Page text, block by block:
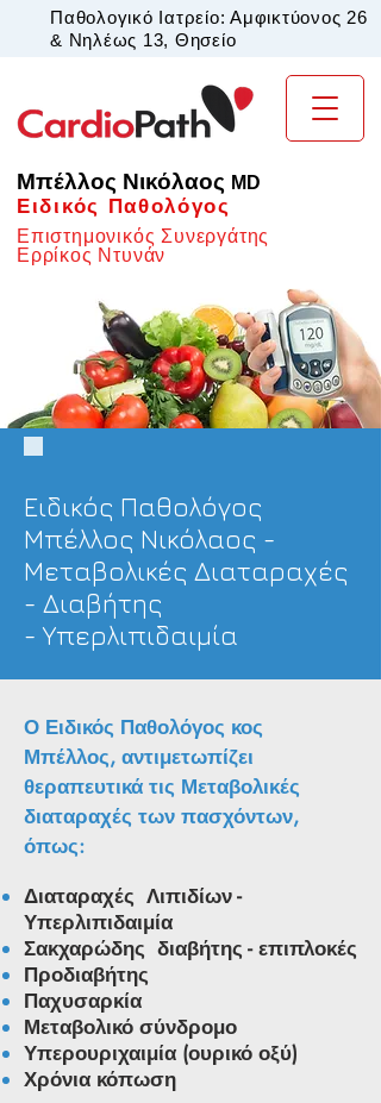
Παθολογικό Ιατρείο: Αμφικτύονος 26
& Νηλέως 13, Θησείο
Μπέλλος Νικόλαος MD
Ειδικός Παθολόγος
Επιστημονικός Συνεργάτης
Ερρίκος Ντυνάν
Ειδικός Παθολόγος
Μπέλλος Νικόλαος -
Μεταβολικές Διαταραχές
- Διαβήτης
- Υπερλιπιδαιμία
Ο Ειδικός Παθολόγος κος
Μπέλλος, αντιμετωπίζει
θεραπευτικά τις Μεταβολικές
διαταραχές των πασχόντων,
όπως:
Διαταραχές Λιπιδίων -
Υπερλιπιδαιμία
Σακχαρώδης διαβήτης - επιπλοκές
Προδιαβήτης
Παχυσαρκία
Μεταβολικό σύνδρομο
Υπερουριχαιμία (ουρικό οξύ)
Χρόνια κόπωση